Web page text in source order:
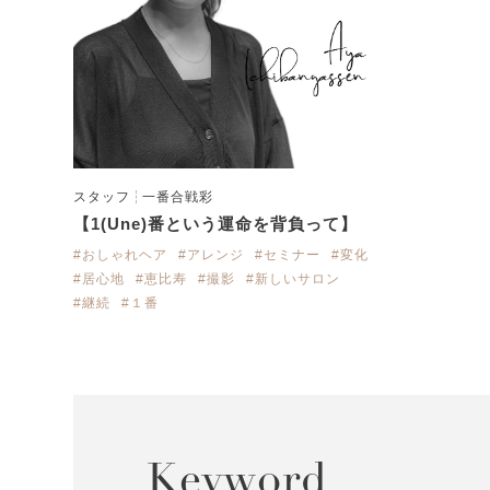
スタッフ 一番合戦彩
【1(Une)番という運命を背負って】
#おしゃれヘア #アレンジ #セミナー
#変化
#居心地
#恵比寿 #撮影
#新しいサロン
#継続
#１番